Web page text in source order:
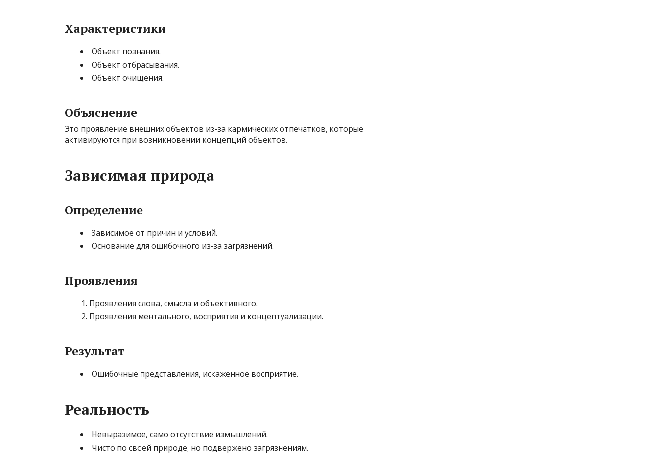
Характеристики
Объект познания.
Объект отбрасывания.
Объект очищения.
Объяснение
Это проявление внешних объектов из-за кармических отпечатков, которые
активируются при возникновении концепций объектов.
Зависимая природа
Определение
Зависимое от причин и условий.
Основание для ошибочного из-за загрязнений.
Проявления
Проявления слова, смысла и объективного.
Проявления ментального, восприятия и концептуализации.
Результат
Ошибочные представления, искаженное восприятие.
Реальность
Невыразимое, само отсутствие измышлений.
Чисто по своей природе, но подвержено загрязнениям.